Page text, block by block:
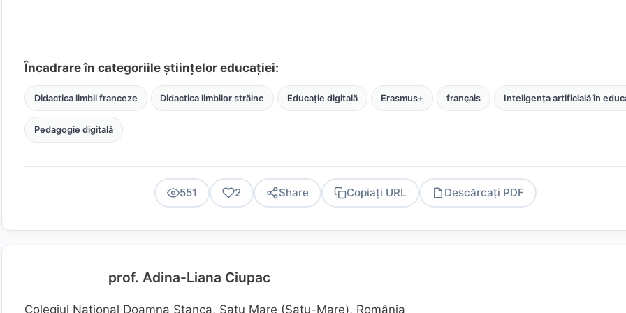
Încadrare în categoriile științelor educației:
Didactica limbii franceze Didactica limbilor străine Educație digitală Erasmus+ français Inteligența artificială în
Pedagogie digitală
551 2 Share Copiați URL Descărcați PDF
prof. Adina-Liana Ciupac
Colegiul Național Doamna Stanca, Satu Mare (Satu-Mare), România